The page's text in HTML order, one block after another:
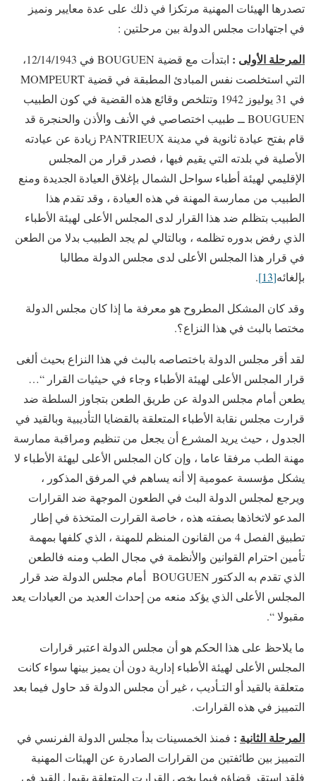
تصدرها الهيئات المهنية مرتكزا في ذلك على عدة معايير ونميز
في اجتهادات مجلس الدولة بين مرحلتين :
المرحلة الأولى :
ابتدأت مع قضية BOUGUEN في 12/14/1943،
التي استخلصت نفس المبادئ المطبقة في قضية MOMPEURT
في 31 يوليوز 1942 وتتلخص وقائع هذه القضية في كون الطبيب
BOUGUEN ــ طبيب اختصاصي في الأنف والأذن والحنجرة قد
قام بفتح عيادة ثانوية في مدينة PANTRIEUX زيادة عن عيادته
الأصلية في بلدته التي يقيم فيها ، فصدر قرار من المجلس
الإقليمي لهيئة أطباء سواحل الشمال بإغلاق العيادة الجديدة ومنع
الطبيب من ممارسة المهنة في هذه العيادة ، وقد تقدم هذا
الطبيب بتظلم ضد هذا القرار لدى المجلس الأعلى لهيئة الأطباء
الذي رفض بدوره تظلمه ، وبالتالي لم يجد الطبيب بدلا من الطعن
في قرار هذا المجلس الأعلى لدى مجلس الدولة مطالبا
بإلغائه[13]
.
وقد كان المشكل المطروح هو معرفة ما إذا كان مجلس الدولة
مختصا بالبث في هذا النزاع؟.
لقد أقر مجلس الدولة باختصاصه بالبث في هذا النزاع بحيث ألغى
قرار المجلس الأعلى لهيئة الأطباء وجاء في حيثيات القرار “…
يطعن أمام مجلس الدولة عن طريق الطعن بتجاوز السلطة ضد
قرارت مجلس نقابة الأطباء المتعلقة بالقضايا التأديبية وبالقيد في
الجدول ، حيث يريد المشرع أن يجعل من تنظيم ومراقبة ممارسة
مهنة الطب مرفقا عاما ، وإن كان المجلس الأعلى ليهئة الأطباء لا
يشكل مؤسسة عمومية إلا أنه يساهم في المرفق المذكور ،
ويرجع لمجلس الدولة البث في الطعون الموجهة ضد القرارات
المدعو لاتخاذها بصفته هذه ، خاصة القرارت المتخذة في إطار
تطبيق الفصل 4 من القانون المنظم للمهنة ، الذي كلفها بمهمة
تأمين احترام القوانين والأنظمة في مجال الطب ومنه فالطعن
الذي تقدم به الدكتور BOUGUEN أمام مجلس الدولة ضد قرار
المجلس الأعلى الذي يؤكد منعه من إحداث العديد من العيادات يعد
مقبولا “.
ما يلاحظ على هذا الحكم هو أن مجلس الدولة اعتبر قرارات
المجلس الأعلى لهيئة الأطباء إدارية دون أن يميز بينها سواء كانت
متعلقة بالقيد أو التـأديب ، غير أن مجلس الدولة قد حاول فيما بعد
التمييز في هذه القرارات.
المرحلة الثانية : فمنذ الخمسينات بدأ مجلس الدولة الفرنسي في
التمييز بين طائفتين من القرارات الصادرة عن الهيئات المهنية
فلقد استقر قضاؤه فيما يخص القرارت المتعلقة بقبول القيد في